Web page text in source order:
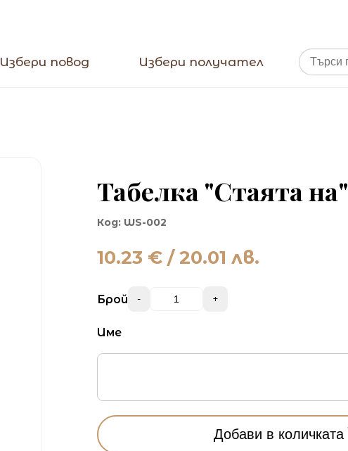
Избери повод Избери получател
Табелка "Стаята на"
Код: WS-002
10.23 € / 20.01 лв.
Брой - +
Име
Добави в количката